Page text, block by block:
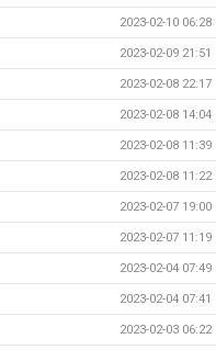
2023-02-10 06:28
2023-02-09 21:51
2023-02-08 22:17
2023-02-08 14:04
2023-02-08 11:39
2023-02-08 11:22
2023-02-07 19:00
2023-02-07 11:19
2023-02-04 07:49
2023-02-04 07:41
2023-02-03 06:22